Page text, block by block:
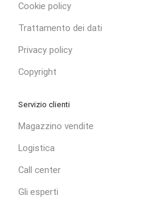
Cookie policy
Trattamento dei dati
Privacy policy
Copyright
Servizio clienti
Magazzino vendite
Logistica
Call center
Gli esperti